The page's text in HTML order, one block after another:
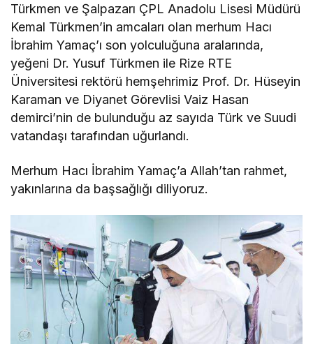
Türkmen ve Şalpazarı ÇPL Anadolu Lisesi Müdürü
Kemal Türkmen’in amcaları olan merhum Hacı
İbrahim Yamaç’ı son yolculuğuna aralarında,
yeğeni Dr. Yusuf Türkmen ile Rize RTE
Üniversitesi rektörü hemşehrimiz Prof. Dr. Hüseyin
Karaman ve Diyanet Görevlisi Vaiz Hasan
demirci’nin de bulunduğu az sayıda Türk ve Suudi
vatandaşı tarafından uğurlandı.
Merhum Hacı İbrahim Yamaç’a Allah’tan rahmet,
yakınlarına da başsağlığı diliyoruz.